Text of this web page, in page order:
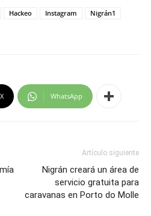
Hackeo Instagram
Nigrán1
X WhatsApp
Artículo siguiente
Nigrán creará un área de
servicio gratuita para
caravanas en Porto do Molle